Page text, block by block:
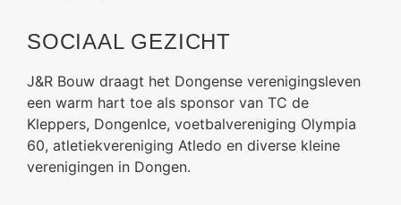
SOCIAAL GEZICHT
J&R Bouw draagt het Dongense verenigingsleven
een warm hart toe als sponsor van TC de
Kleppers, DongenIce, voetbalvereniging Olympia
60, atletiekvereniging Atledo en diverse kleine
verenigingen in Dongen.